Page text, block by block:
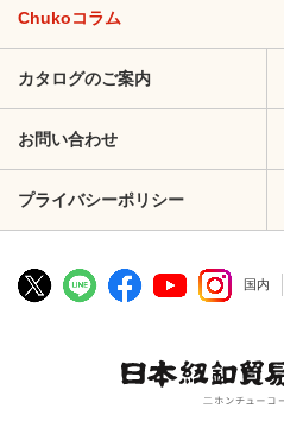
Chukoコラム
カタログのご案内
お問い合わせ
プライバシーポリシー
国内